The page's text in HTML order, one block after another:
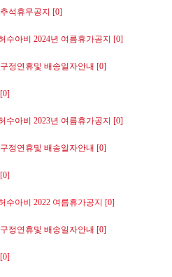
석휴무공지 [0]
수아비 2024년 여름휴가공지 [0]
정연휴및 배송일자안내 [0]
수아비 2023년 여름휴가공지 [0]
정연휴및 배송일자안내 [0]
수아비 2022 여름휴가공지 [0]
정연휴및 배송일자안내 [0]